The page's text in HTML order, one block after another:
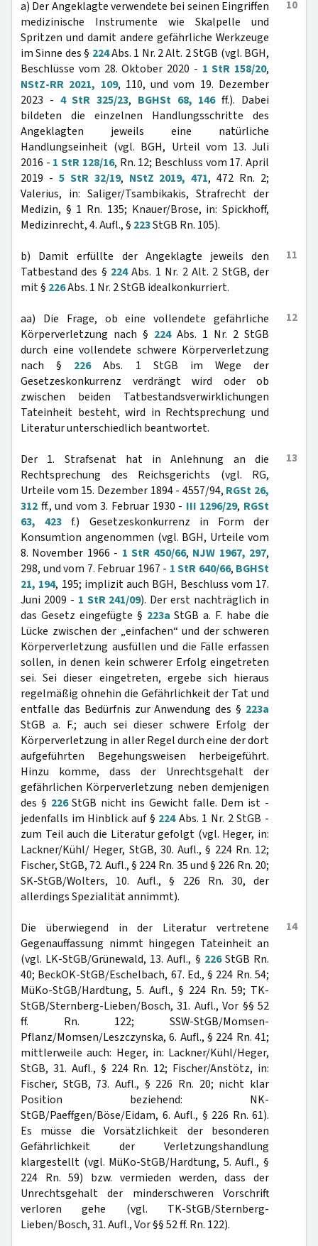
10
a) Der Angeklagte verwendete bei seinen Eingriffen
medizinische Instrumente wie Skalpelle und
Spritzen und damit andere gefährliche Werkzeuge
im Sinne des § 224Abs. 1 Nr. 2 Alt. 2 StGB (vgl. BGH,
Beschlüsse vom 28. Oktober 2020 - 1 StR 158/20,
NStZ-RR 2021, 109, 110, und vom 19. Dezember
2023 - 4 StR 325/23, BGHSt 68, 146ff.). Dabei
bildeten die einzelnen Handlungsschritte des
Angeklagten jeweils eine natürliche
Handlungseinheit (vgl. BGH, Urteil vom 13. Juli
2016 - 1 StR 128/16, Rn. 12; Beschluss vom 17. April
2019 - 5 StR 32/19, NStZ 2019, 471, 472 Rn. 2;
Valerius, in: Saliger/Tsambikakis, Strafrecht der
Medizin, § 1 Rn. 135; Knauer/Brose, in: Spickhoff,
Medizinrecht, 4. Aufl., § 223StGB Rn. 105).
11
b) Damit erfüllte der Angeklagte jeweils den
Tatbestand des § 224Abs. 1 Nr. 2 Alt. 2 StGB, der
mit § 226Abs. 1 Nr. 2 StGB idealkonkurriert.
12
aa) Die Frage, ob eine vollendete gefährliche
Körperverletzung nach § 224Abs. 1 Nr. 2 StGB
durch eine vollendete schwere Körperverletzung
nach § 226Abs. 1 StGB im Wege der
Gesetzeskonkurrenz verdrängt wird oder ob
zwischen beiden Tatbestandsverwirklichungen
Tateinheit besteht, wird in Rechtsprechung und
Literatur unterschiedlich beantwortet.
13
Der 1. Strafsenat hat in Anlehnung an die
Rechtsprechung des Reichsgerichts (vgl. RG,
Urteile vom 15. Dezember 1894 - 4557/94, RGSt 26,
312 ff., und vom 3. Februar 1930 - III 1296/29, RGSt
63, 423 f.) Gesetzeskonkurrenz in Form der
Konsumtion angenommen (vgl. BGH, Urteile vom
8. November 1966 - 1 StR 450/66, NJW 1967, 297,
298, und vom 7. Februar 1967 - 1 StR 640/66, BGHSt
21, 194, 195; implizit auch BGH, Beschluss vom 17.
Juni 2009 - 1 StR 241/09). Der erst nachträglich in
das Gesetz eingefügte § 223a StGB a. F. habe die
Lücke zwischen der „einfachen“ und der schweren
Körperverletzung ausfüllen und die Fälle erfassen
sollen, in denen kein schwerer Erfolg eingetreten
sei. Sei dieser eingetreten, ergebe sich hieraus
regelmäßig ohnehin die Gefährlichkeit der Tat und
entfalle das Bedürfnis zur Anwendung des § 223a
StGB a. F.; auch sei dieser schwere Erfolg der
Körperverletzung in aller Regel durch eine der dort
aufgeführten Begehungsweisen herbeigeführt.
Hinzu komme, dass der Unrechtsgehalt der
gefährlichen Körperverletzung neben demjenigen
des § 226StGB nicht ins Gewicht falle. Dem ist -
jedenfalls im Hinblick auf § 224Abs. 1 Nr. 2 StGB -
zum Teil auch die Literatur gefolgt (vgl. Heger, in:
Lackner/Kühl/ Heger, StGB, 30. Aufl., § 224 Rn. 12;
Fischer, StGB, 72. Aufl., § 224 Rn. 35 und § 226 Rn. 20;
SK-StGB/Wolters, 10. Aufl., § 226 Rn. 30, der
allerdings Spezialität annimmt).
14
Die überwiegend in der Literatur vertretene
Gegenauffassung nimmt hingegen Tateinheit an
(vgl. LK-StGB/Grünewald, 13. Aufl., § 226StGB Rn.
40; BeckOK-StGB/Eschelbach, 67. Ed., § 224 Rn. 54;
MüKo-StGB/Hardtung, 5. Aufl., § 224 Rn. 59; TK-
StGB/Sternberg-Lieben/Bosch, 31. Aufl., Vor §§ 52
ff. Rn. 122; SSW-StGB/Momsen-
Pflanz/Momsen/Leszczynska, 6. Aufl., § 224 Rn. 41;
mittlerweile auch: Heger, in: Lackner/Kühl/Heger,
StGB, 31. Aufl., § 224 Rn. 12; Fischer/Anstötz, in:
Fischer, StGB, 73. Aufl., § 226 Rn. 20; nicht klar
Position beziehend: NK-
StGB/Paeffgen/Böse/Eidam, 6. Aufl., § 226 Rn. 61).
Es müsse die Vorsätzlichkeit der besonderen
Gefährlichkeit der Verletzungshandlung
klargestellt (vgl. MüKo-StGB/Hardtung, 5. Aufl., §
224 Rn. 59) bzw. vermieden werden, dass der
Unrechtsgehalt der minderschweren Vorschrift
verloren gehe (vgl. TK-StGB/Sternberg-
Lieben/Bosch, 31. Aufl., Vor §§ 52 ff. Rn. 122).